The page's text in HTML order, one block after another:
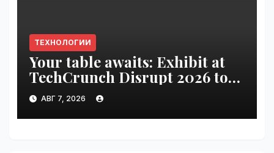
ТЕХНОЛОГИИ
Your table awaits: Exhibit at
TechCrunch Disrupt 2026 to
be seen by thousands |
VseTime.ru
АВГ 7, 2026